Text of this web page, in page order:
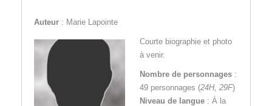
Auteur : Marie Lapointe
Courte biographie et photo
à venir.
Nombre de personnages :
49 personnages (24H, 29F)
Niveau de langue : À la